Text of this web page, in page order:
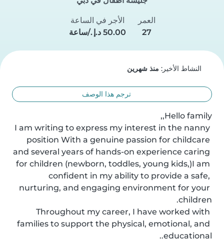
العمر
27
الأجر في الساعة
النشاط الأخير: منذ شهرين
ترجم هذا الوصف
I am writing to express my interest in the nanny
position With a genuine passion for childcare
and several years of hands-on experience caring
for children (newborn, toddles, young kids,)I am
confident in my ability to provide a safe,
nurturing, and engaging environment for your
Throughout my career, I have worked with
families to support the physical, emotional, and
educational..